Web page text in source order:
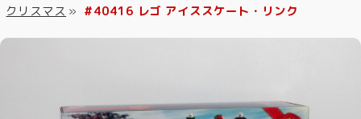
クリスマス » #40416 レゴ アイススケート・リンク